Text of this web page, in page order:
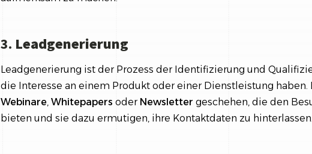
3. Leadgenerierung
Leadgenerierung ist der Prozess der Identifizierung und
die Interesse an einem Produkt oder einer Dienstleistung haben.
Webinare, Whitepapers oder Newsletter geschehen, die den
bieten und sie dazu ermutigen, ihre Kontaktdaten zu hinterlassen.